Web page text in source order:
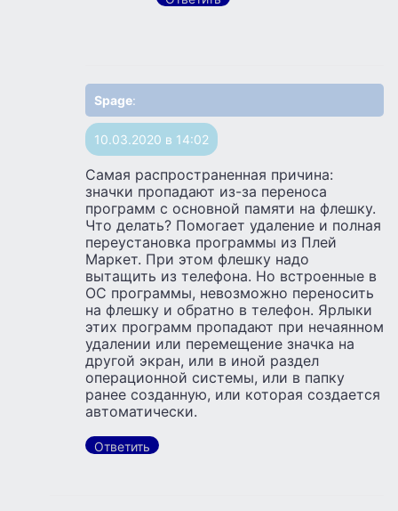
Spage:
10.03.2020 в 14:02
Самая распространенная причина:
значки пропадают из-за переноса
программ с основной памяти на флешку.
Что делать? Помогает удаление и полная
переустановка программы из Плей
Маркет. При этом флешку надо
вытащить из телефона. Но встроенные в
ОС программы, невозможно переносить
на флешку и обратно в телефон. Ярлыки
этих программ пропадают при нечаянном
удалении или перемещение значка на
другой экран, или в иной раздел
операционной системы, или в папку
ранее созданную, или которая создается
автоматически.
Ответить